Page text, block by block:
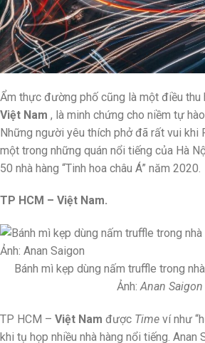
Ẩm thực đường phố cũng là một điều thu
Việt Nam , là minh chứng cho niềm tự
Những người yêu thích phở đã rất vui khi
một trong những quán nổi tiếng của Hà
50 nhà hàng “Tinh hoa châu Á” năm 2020.
TP HCM – Việt Nam.
Bánh mì kẹp dùng nấm truffle trong
Ảnh:Anan Saigon
TP HCM – Việt Nam được Time ví như
khi tụ họp nhiều nhà hàng nổi tiếng. Anan